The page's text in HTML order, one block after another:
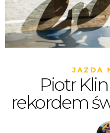
JAZDA
Piotr
rekordem